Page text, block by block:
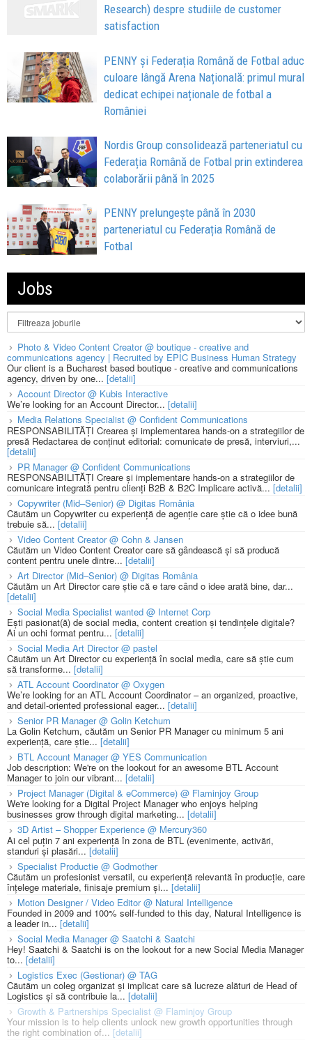
Research) despre studiile de customer
satisfaction
PENNY și Federația Română de Fotbal aduc
culoare lângă Arena Națională: primul mural
dedicat echipei naționale de fotbal a
României
Nordis Group consolidează parteneriatul cu
Federația Română de Fotbal prin extinderea
colaborării până în 2025
PENNY prelungește până în 2030
parteneriatul cu Federația Română de
Fotbal
Jobs
Photo & Video Content Creator @ boutique - creative and
communications agency | Recruited by EPIC Business Human Strategy
Our client is a Bucharest based boutique - creative and communications
agency, driven by one... [detalii]
Account Director @ Kubis Interactive
We’re looking for an Account Director... [detalii]
Media Relations Specialist @ Confident Communications
RESPONSABILITĂȚI Crearea și implementarea hands-on a strategiilor de
presă Redactarea de conținut editorial: comunicate de presă, interviuri,...
[detalii]
PR Manager @ Confident Communications
RESPONSABILITĂȚI Creare și implementare hands-on a strategiilor de
comunicare integrată pentru clienți B2B & B2C Implicare activă... [detalii]
Copywriter (Mid–Senior) @ Digitas România
Căutăm un Copywriter cu experiență de agenție care știe că o idee bună
trebuie să... [detalii]
Video Content Creator @ Cohn & Jansen
Căutăm un Video Content Creator care să gândească și să producă
content pentru unele dintre... [detalii]
Art Director (Mid–Senior) @ Digitas România
Căutăm un Art Director care știe că e tare când o idee arată bine, dar...
[detalii]
Social Media Specialist wanted @ Internet Corp
Ești pasionat(ă) de social media, content creation și tendințele digitale?
Ai un ochi format pentru... [detalii]
Social Media Art Director @ pastel
Căutăm un Art Director cu experiență în social media, care să știe cum
să transforme... [detalii]
ATL Account Coordinator @ Oxygen
We’re looking for an ATL Account Coordinator – an organized, proactive,
and detail-oriented professional eager... [detalii]
Senior PR Manager @ Golin Ketchum
La Golin Ketchum, căutăm un Senior PR Manager cu minimum 5 ani
experiență, care știe... [detalii]
BTL Account Manager @ YES Communication
Job description: We're on the lookout for an awesome BTL Account
Manager to join our vibrant... [detalii]
Project Manager (Digital & eCommerce) @ Flaminjoy Group
We're looking for a Digital Project Manager who enjoys helping
businesses grow through digital marketing... [detalii]
3D Artist – Shopper Experience @ Mercury360
Ai cel puțin 7 ani experiență în zona de BTL (evenimente, activări,
standuri și plasări...[detalii]
Specialist Productie @ Godmother
Căutăm un profesionist versatil, cu experiență relevantă în producție, care
înțelege materiale, finisaje premium și... [detalii]
Motion Designer / Video Editor @ Natural Intelligence
Founded in 2009 and 100% self-funded to this day, Natural Intelligence is
a leader in... [detalii]
Social Media Manager @ Saatchi & Saatchi
Hey! Saatchi & Saatchi is on the lookout for a new Social Media Manager
to... [detalii]
Logistics Exec (Gestionar) @ TAG
Căutăm un coleg organizat și implicat care să lucreze alături de Head of
Logistics și să contribuie la... [detalii]
Growth & Partnerships Specialist @ Flaminjoy Group
Your mission is to help clients unlock new growth opportunities through
the right combination of... [detalii]